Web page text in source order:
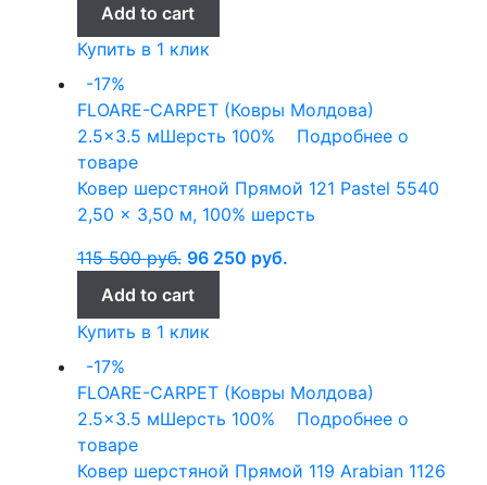
Add to cart
Купить в 1 клик
-17%
FLOARE-CARPET (Ковры Молдова)
2.5x3.5 мШерсть 100%
Подробнее о
товаре
Ковер шерстяной Прямой 121 Pastel 5540
2,50 x 3,50 м, 100% шерсть
115 500руб. 96 250 руб.
Add to cart
Купить в 1 клик
-17%
FLOARE-CARPET (Ковры Молдова)
2.5x3.5 мШерсть 100%
Подробнее о
товаре
Ковер шерстяной Прямой 119 Arabian 1126